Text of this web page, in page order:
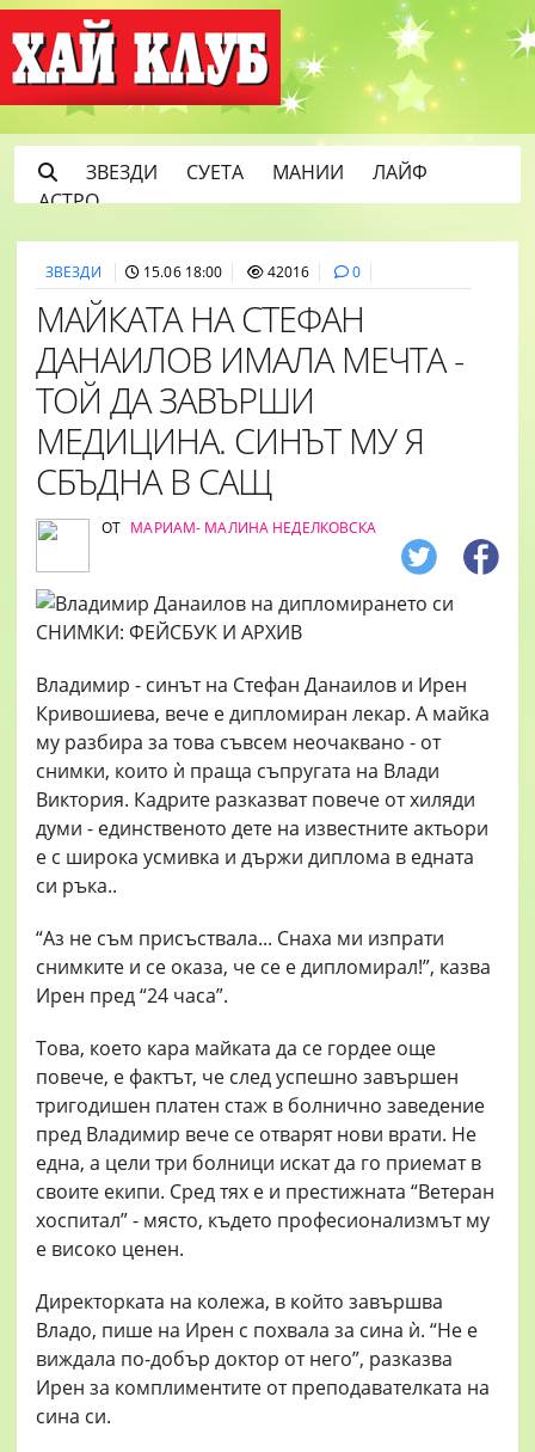
ЗВЕЗДИ СУЕТА МАНИИ
ЛАЙФ
АСТРО
ЗВЕЗДИ 15.06 18:00 42016 0
МАЙКАТА НА СТЕФАН
ДАНАИЛОВ ИМАЛА МЕЧТА -
ТОЙ ДА ЗАВЪРШИ
МЕДИЦИНА. СИНЪТ МУ Я
СБЪДНА В САЩ
ОТ МАРИАМ- МАЛИНА НЕДЕЛКОВСКА
Владимир - синът на Стефан Данаилов и Ирен
Кривошиева, вече е дипломиран лекар. А майка
му разбира за това съвсем неочаквано - от
снимки, които ѝ праща съпругата на Влади
Виктория. Кадрите разказват повече от хиляди
думи - единственото дете на известните актьори
е с широка усмивка и държи диплома в едната
си ръка..
“Аз не съм присъствала... Снаха ми изпрати
снимките и се оказа, че се е дипломирал!”, казва
Ирен пред “24 часа”.
Това, което кара майката да се гордее още
повече, е фактът, че след успешно завършен
тригодишен платен стаж в болнично заведение
пред Владимир вече се отварят нови врати. Не
една, а цели три болници искат да го приемат в
своите екипи. Сред тях е и престижната “Ветеран
хоспитал” - място, където професионализмът му
е високо ценен.
Директорката на колежа, в който завършва
Владо, пише на Ирен с похвала за сина ѝ. “Не е
виждала по-добър доктор от него”, разказва
Ирен за комплиментите от преподавателката на
сина си.